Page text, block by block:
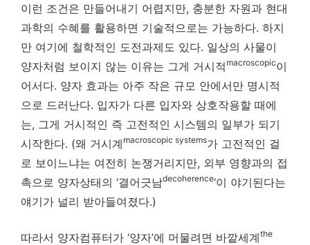
이런 조건은 만들어내기 어렵지만, 충분한 자원과 현대
과학의 수혜를 활용하면 기술적으로는 가능하다. 하지
만 여기에 철학적인 도전과제도 있다. 일상의 사물이
양자처럼 보이지 않는 이유는 그게 거시적 macroscopic이
어서다. 양자 효과는 아주 작은 규모 안에서만 명시적
으로 드러난다. 입자가 다른 입자와 상호작용할 때에
는, 그게 거시적인 즉 고전적인 시스템의 일부가 되기
시작한다. (왜 거시계 macroscopic systems가 고전적인 걸
로 보이느냐는 여전히 논쟁거리지만, 외부 영향과의 접
촉으로 양자상태의 ‘결어긋남decoherence‘이 야기된다는
얘기가 널리 받아들여졌다.)
따라서 양자컴퓨터가 ‘양자’에 머물려면 바깥세계the